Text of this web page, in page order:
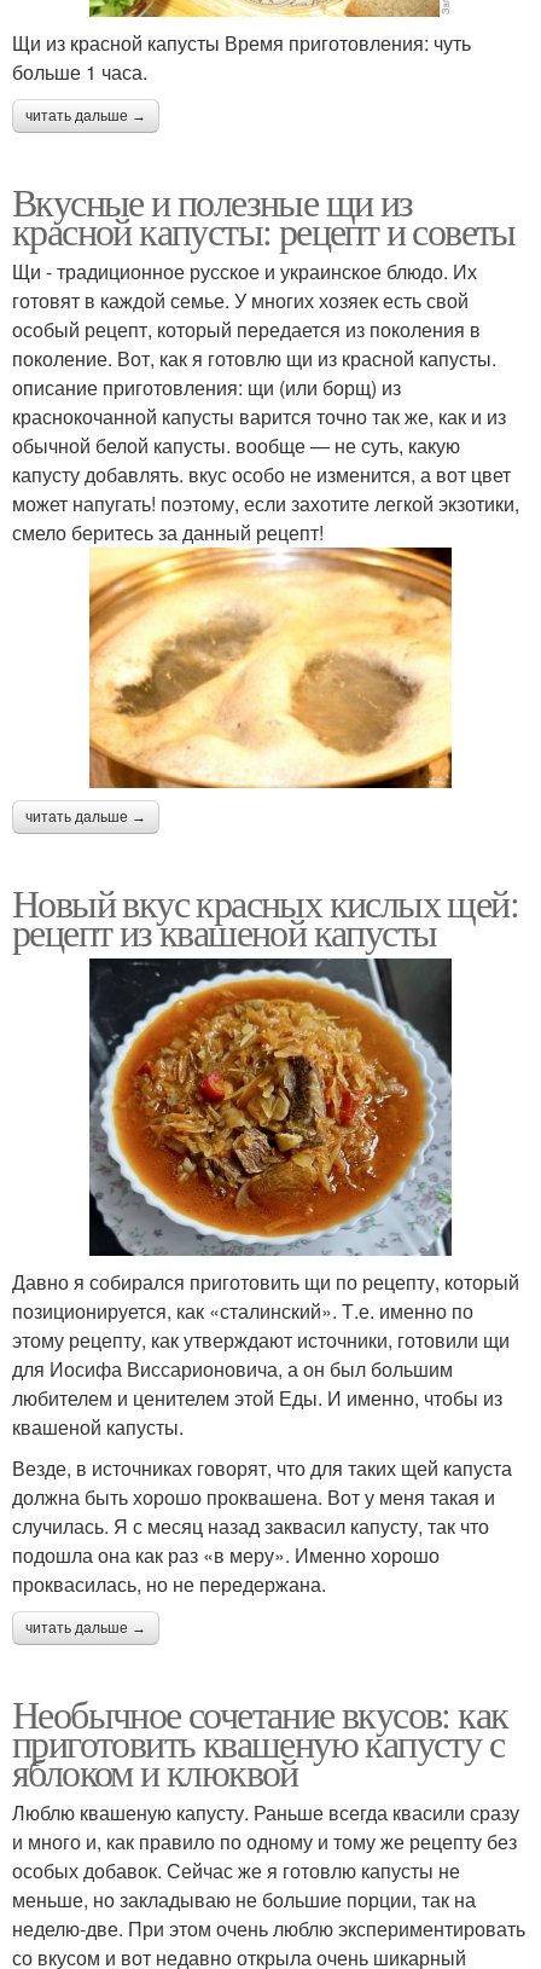
Щи из красной капусты Время приготовления: чуть
больше 1 часа.
читать дальше →
Вкусные и полезные щи из
красной капусты: рецепт и советы
Щи - традиционное русское и украинское блюдо. Их
готовят в каждой семье. У многих хозяек есть свой
особый рецепт, который передается из поколения в
поколение. Вот, как я готовлю щи из красной капусты.
описание приготовления: щи (или борщ) из
краснокочанной капусты варится точно так же, как и из
обычной белой капусты. вообще — не суть, какую
капусту добавлять. вкус особо не изменится, а вот цвет
может напугать! поэтому, если захотите легкой экзотики,
смело беритесь за данный рецепт!
читать дальше →
Новый вкус красных кислых щей:
рецепт из квашеной капусты
Давно я собирался приготовить щи по рецепту, который
позиционируется, как «сталинский». Т.е. именно по
этому рецепту, как утверждают источники, готовили щи
для Иосифа Виссарионовича, а он был большим
любителем и ценителем этой Еды. И именно, чтобы из
квашеной капусты.
Везде, в источниках говорят, что для таких щей капуста
должна быть хорошо проквашена. Вот у меня такая и
случилась. Я с месяц назад заквасил капусту, так что
подошла она как раз «в меру». Именно хорошо
проквасилась, но не передержана.
читать дальше →
Необычное сочетание вкусов: как
приготовить квашеную капусту с
яблоком и клюквой
Люблю квашеную капусту. Раньше всегда квасили сразу
и много и, как правило по одному и тому же рецепту без
особых добавок. Сейчас же я готовлю капусты не
меньше, но закладываю не большие порции, так на
неделю-две. При этом очень люблю экспериментировать
со вкусом и вот недавно открыла очень шикарный